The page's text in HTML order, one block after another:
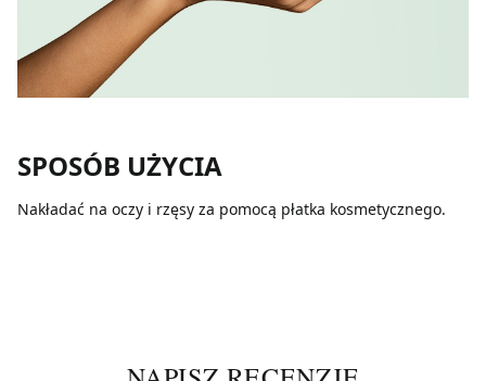
SPOSÓB UŻYCIA
Nakładać na oczy i rzęsy za pomocą płatka kosmetycznego.